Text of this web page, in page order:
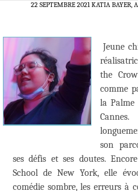
22 SEPTEMBRE 2021 KATIA BAYER,
Jeune
the
comme
la Palme
son
ses défis et ses doutes.
School de New York, elle
comédie sombre, les erreurs à